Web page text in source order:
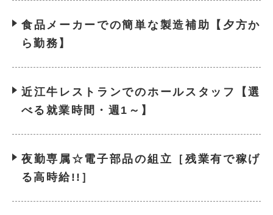
食品メーカーでの簡単な製造補助【夕方か
ら勤務】
近江牛レストランでのホールスタッフ【選
べる就業時間・週1～】
夜勤専属☆電子部品の組立［残業有で稼げ
る高時給!!］